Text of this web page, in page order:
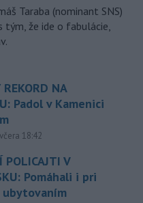
Taraba (nominant SNS)
že ide o fabulácie,
NA
Padol v Kamenici
včera 18:42
POLICAJTI V
Pomáhali i pri
ubytovaním